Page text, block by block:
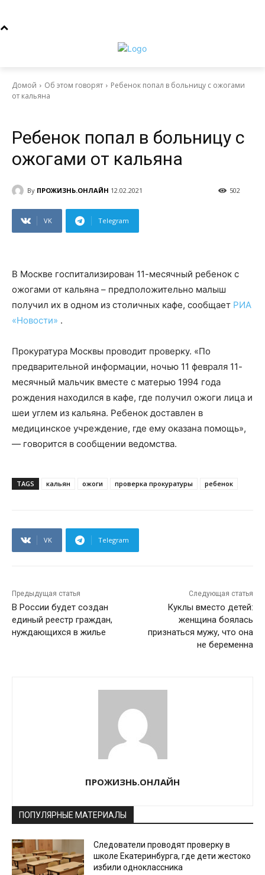
Домой Об этом говорят
Ребенок попал в больницу с ожогами
от кальяна
Ребенок попал в больницу с
ожогами от кальяна
By ПРОЖИЗНЬ.ОНЛАЙН 12.02.2021 502
VK Telegram
В Москве госпитализирован 11-месячный ребенок с
ожогами от кальяна – предположительно малыш
получил их в одном из столичных кафе, сообщает РИА
«Новости» .
Прокуратура Москвы проводит проверку. «По
предварительной информации, ночью 11 февраля 11-
месячный мальчик вместе с матерью 1994 года
рождения находился в кафе, где получил ожоги лица и
шеи углем из кальяна. Ребенок доставлен в
медицинское учреждение, где ему оказана помощь»,
— говорится в сообщении ведомства.
TAGS кальян ожоги проверка прокуратуры ребенок
VK Telegram
Предыдущая статья
В России будет создан
единый реестр граждан,
нуждающихся в жилье
Следующая статья
Куклы вместо детей:
женщина боялась
признаться мужу, что она
не беременна
ПРОЖИЗНЬ.ОНЛАЙН
ПОПУЛЯРНЫЕ МАТЕРИАЛЫ
Следователи проводят проверку в
школе Екатеринбурга, где дети жестоко
избили одноклассника